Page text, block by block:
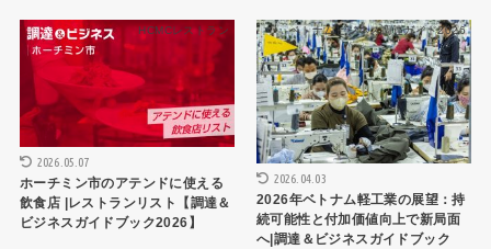
HCMCレストラン
2026.05.07
ホーチミン市のアテンドに使える
飲食店 |レストランリスト【調達＆
ビジネスガイドブック2026】
ベトナムビジネス調達ガイド2026
2026.04.03
2026年ベトナム軽工業の展望：持
続可能性と付加価値向上で新局面
へ|調達＆ビジネスガイドブック